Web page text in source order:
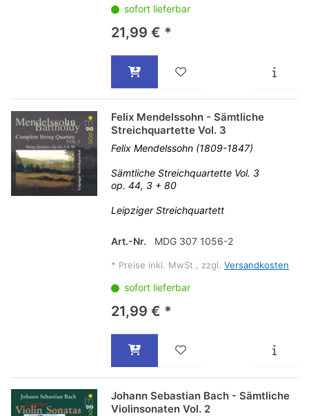
sofort lieferbar
21,99 € *
Felix Mendelssohn - Sämtliche
Streichquartette Vol. 3
Felix Mendelssohn (1809-1847)
Sämtliche Streichquartette Vol. 3
op. 44, 3 + 80
Leipziger Streichquartett
Art.-Nr. MDG 307 1056-2
* Preise inkl. MwSt., zzgl. Versandkosten
sofort lieferbar
21,99 € *
Johann Sebastian Bach - Sämtliche
Violinsonaten Vol. 2